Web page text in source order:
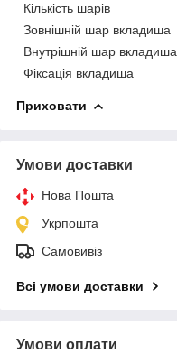
Кількість шарів
Зовнішній шар вкладиша
Внутрішній шар вкладиша
Фіксація вкладиша
Приховати
Умови доставки
Нова Пошта
Укрпошта
Самовивіз
Всі умови доставки
Умови оплати